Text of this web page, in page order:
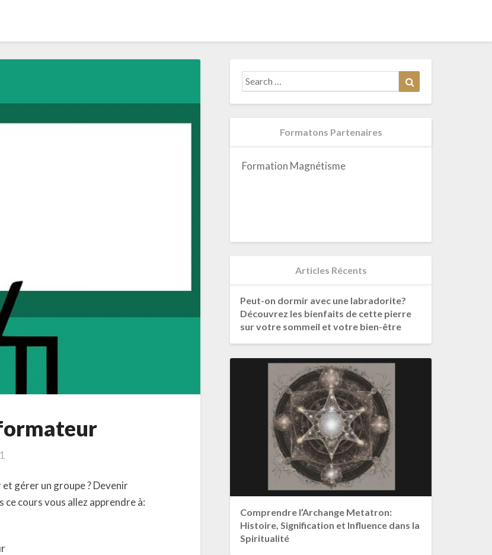
gérer un groupe ? Devenir
cours vous allez apprendre à:
Search
for:
Formatons Partenaires
Formation Magnétisme
Articles Récents
Peut-on dormir avec une labradorite?
Découvrez les bienfaits de cette pierre
sur votre sommeil et votre bien-être
Comprendre l’Archange Metatron:
Histoire, Signification et Influence dans la
Spiritualité